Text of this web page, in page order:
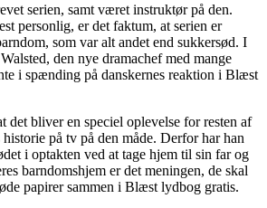
serien, samt været instruktør på den.
personlig, er det faktum, at serien er
som var alt andet end sukkersød. I
den nye dramachef med mange
i spænding på danskernes reaktion i Blæst
det bliver en speciel oplevelse for resten af
historie på tv på den måde. Derfor har han
i optakten ved at tage hjem til sin far og
barndomshjem er det meningen, de skal
papirer sammen i Blæst lydbog gratis.